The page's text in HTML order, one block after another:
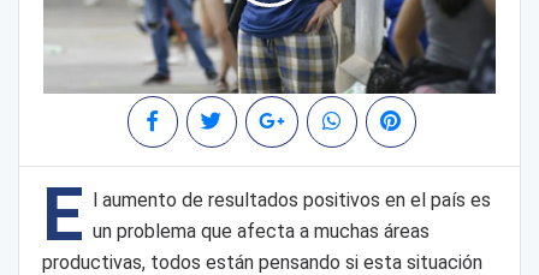
E l aumento de resultados positivos en el país es
un problema que afecta a muchas áreas
productivas, todos están pensando si esta situación